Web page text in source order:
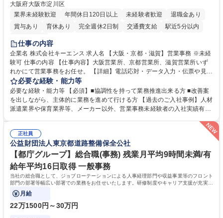
大阪府大阪市淀川区
業界未経験歓迎
年間休日120日以上 未経験者歓迎
退職金あり
賞与あり
育休あり 完全週休2日制 交通費支給
駅近5分以内
土日祝休み
仕事の内容
企業名 株式会社キーエンス 求人名 【大阪・京都・滋賀】営業事務 ※未経
験可 仕事の内容 【仕事内容】大阪営業所、京都営業所、滋賀営業所いず
れかにて営業事務をお任せ。 【詳細】電話応対・データ入力・伝票や見積
の作成・カタログ送付・来客対応・営業所内で発生する事務業務や業務改
善をお任せ。 【教育制度】ご入社後、育成担当とペアになりながらOJTに
て業務を覚えていただくことが可能です。業務システムがきちんと構築さ
れているため、スムーズに仕事に慣れることができる環境です。また、
常に改善を目指す風土のため、安心して業務に取り組んでいただけます。
募集職種 【大阪・京都・滋賀】営業事務 ※未経験可
必要な経験・能力等
必要な経験・能力等 【必須】■協調性を持って業務推進出来る方 ■改善案
を出しながら、主体的に業務を進めて行ける方 【過去のご入社事例】人材
派遣業界や保育業界等、メーカー以外、営業事務未経験者の入社実績有
により、キーエンスの付加価値向上に貢献します。ベースの定型業務に加
えて、お客様や社員の状況に合わせ、能動的なサポート、改善の動きも期
待され。組織を支えるスペシャリストとして、チームに貢献し、結果的に
社員から頼られる存在になることができます。平均19:30の退勤以降の業
務の持ち帰りも禁止されており、メリハリのある働き方となります。 学
歴・資格 学歴：大学院 大学 高専 短大 語学力： 資格：
正社員
公益財団法人東京都道路整備保全公社
【都庁グループ】総合職(事務) 残業月平均9時間未満/有
給年平均16日取得 一般事務
当社の総合職として、ジョブローテーションによる人事経理部門や収益事業等のフロント
部門の部署等幅広い部署での業務をお任せいたします。研修制度やキャリア支援が充実し
ております！ ※下記業務詳細
月給
22万1500円～30万円